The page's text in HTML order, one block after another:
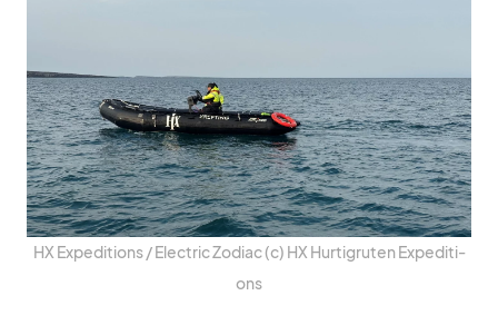
HX Ex­pe­di­ti­ons /​ Elec­tric Zo­diac (c) HX Hur­tig­ru­ten Ex­pe­di­ti­
ons